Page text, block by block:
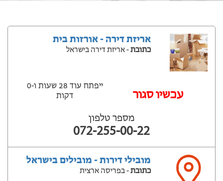
אריזת דירה - אורזות בית
כתובת- אריזת דירה בישראל
עכשיו סגור
ייפתח עוד 28 שעות ‫ו-0
דקות
מספר טלפון
072-255-00-22
מובילי דירות - מובילים בישראל
כתובת- בפריסה ארצית